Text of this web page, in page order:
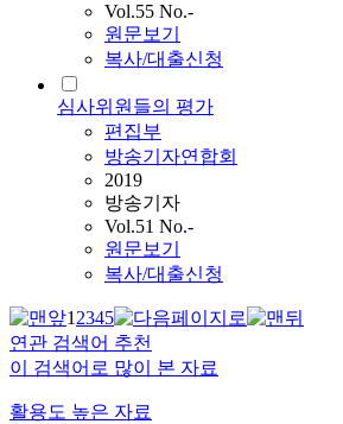
Vol.55 No.-
원문보기
복사/대출신청
심사위원들의 평가
편집부
방송기자연합회
2019
방송기자
Vol.51 No.-
원문보기
복사/대출신청
12345
연관 검색어 추천
이 검색어로 많이 본 자료
활용도 높은 자료